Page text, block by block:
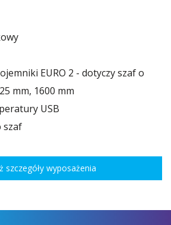
EURO 2 - dotyczy szaf o
mm, 1600 mm
825 i 1600
USB
szaf
szczegóły wyposażenia